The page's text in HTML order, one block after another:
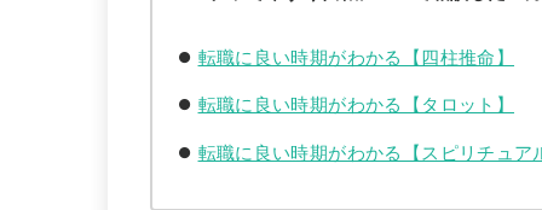
転職に良い時期がわかる【四柱推命】
転職に良い時期がわかる【タロット】
転職に良い時期がわかる【スピリチュア